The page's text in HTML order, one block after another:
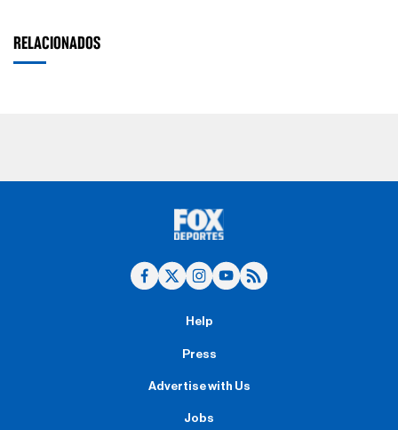
RELACIONADOS
Help
Press
Advertise with Us
Jobs